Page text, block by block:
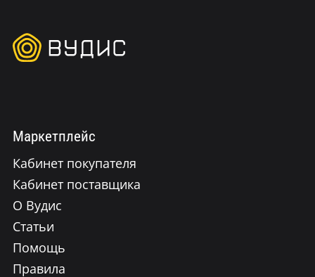
Маркетплейс
Кабинет покупателя
Кабинет поставщика
О Вудис
Статьи
Помощь
Правила